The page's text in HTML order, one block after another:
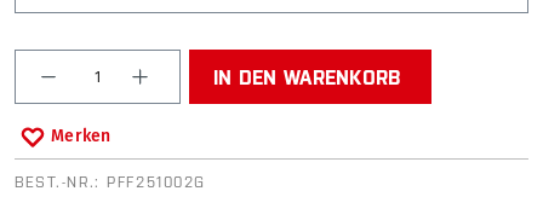
Produkt Anzahl: Gib den gewünschten Wert ein
IN DEN WARENKORB
Merken
BEST.-NR.: PFF251002G